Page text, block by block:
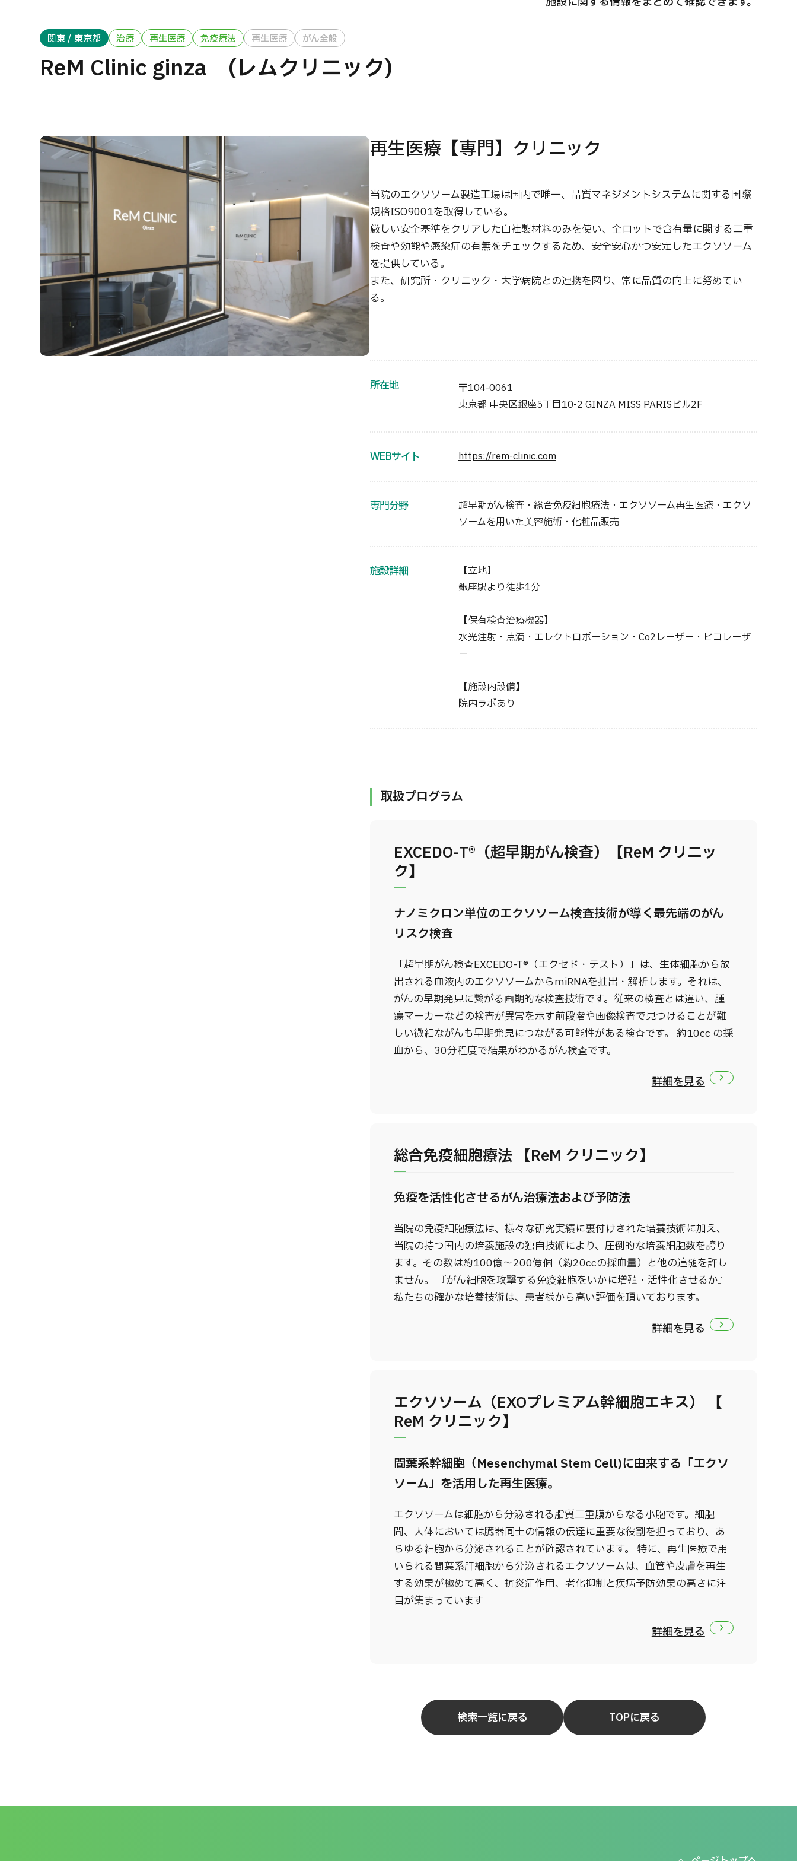
日本語 ENGLISH 中文 Tiếng Việt
お問い合わせ
JMHC-A人間ドック＜胃カメラ付＞・男性用
【東京・八重洲総合健診センター】
健診 健診 健診
関東 / 東京都 治療 再生医療 免疫療法 再生医療 がん全般
ReM Clinic ginza (レムクリニック)
再生医療【専門】クリニック
当院のエクソソーム製造工場は国内で唯一、品質マネジメントシステムに関する国際
規格ISO9001を取得している。
厳しい安全基準をクリアした自社製材料のみを使い、全ロットで含有量に関する二重
検査や効能や感染症の有無をチェックするため、安全安心かつ安定したエクソソーム
を提供している。
また、研究所・クリニック・大学病院との連携を図り、常に品質の向上に努めてい
る。
所在地
〒104-0061
東京都 中央区銀座5丁目10-2 GINZA MISS PARISビル2F
WEBサイト https://rem-clinic.com
専門分野
超早期がん検査・総合免疫細胞療法・エクソソーム再生医療・エクソ
ソームを用いた美容施術・化粧品販売
施設詳細
【立地】
銀座駅より徒歩1分
【保有検査治療機器】
水光注射・点滴・エレクトロポーション・Co2レーザー・ピコレーザ
ー
【施設内設備】
院内ラボあり
取扱プログラム
EXCEDO-T®（超早期がん検査）【ReM クリニッ
ク】
ナノミクロン単位のエクソソーム検査技術が導く最先端のがん
リスク検査
「超早期がん検査EXCEDO-T®（エクセド・テスト）」は、生体細胞から放
出される血液内のエクソソームからmiRNAを抽出・解析します。それは、
がんの早期発見に繋がる画期的な検査技術です。従来の検査とは違い、腫
瘍マーカーなどの検査が異常を示す前段階や画像検査で見つけることが難
しい微細ながんも早期発見につながる可能性がある検査です。 約10cc の採
血から、30分程度で結果がわかるがん検査です。
詳細を見る
総合免疫細胞療法 【ReM クリニック】
免疫を活性化させるがん治療法および予防法
当院の免疫細胞療法は、様々な研究実績に裏付けされた培養技術に加え、
当院の持つ国内の培養施設の独自技術により、圧倒的な培養細胞数を誇り
ます。その数は約100億～200億個（約20ccの採血量）と他の追随を許し
ません。 『がん細胞を攻撃する免疫細胞をいかに増殖・活性化させるか』
私たちの確かな培養技術は、患者様から高い評価を頂いております。
詳細を見る
エクソソーム（EXOプレミアム幹細胞エキス） 【
ReM クリニック】
間葉系幹細胞（Mesenchymal Stem Cell)に由来する「エクソ
ソーム」を活用した再生医療。
エクソソームは細胞から分泌される脂質二重膜からなる小胞です。細胞
間、人体においては臓器同士の情報の伝達に重要な役割を担っており、あ
らゆる細胞から分泌されることが確認されています。 特に、再生医療で用
いられる間葉系肝細胞から分泌されるエクソソームは、血管や皮膚を再生
する効果が極めて高く、抗炎症作用、老化抑制と疾病予防効果の高さに注
目が集まっています
詳細を見る
検索一覧に戻る TOPに戻る